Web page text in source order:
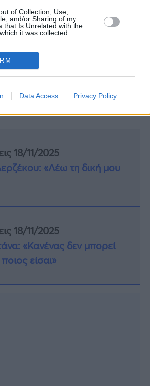
of Collection, Use,
and/or Sharing of my
that Is Unrelated with the
it was collected.
Data Access Privacy Policy
18/11/2025
«Λέω τη δική μου
18/11/2025
«Κανένας δεν μπορεί
είσαι»